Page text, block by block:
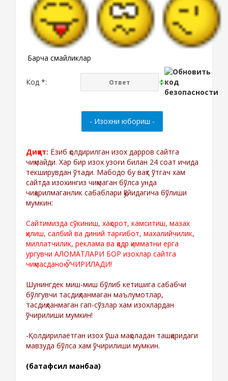
Барча смайликлар
Код *:
Диққат: Ёзиб қолдирилган изох дарров сайтга
чиқмайди. Хар бир изох узоғи билан 24 соат ичида
текширувдан ўтади. Мабодо бу вақт ўтгач хам
сайтда изохингиз чиқмаган бўлса унда
чиқарилмаганлик сабаблари қўйидагича бўлиши
мумкин:
Сайтимизда сўкиниш, хақорот, камситиш, мазах
қилиш, салбий ва диний тарғибот, махалийчилик,
миллатчилик, реклама ва қадр қимматни ерга
ургувчи АЛОМАТЛАРИ БОР изохлар сайтга
чиқмасданоқ ЎЧИРИЛАДИ!
Шунингдек миш-миш бўлиб кетишига сабабчи
бўлгувчи тасдиқланмаган маълумотлар,
тасдиқланмаган гап-сўзлар хам изохлардан
ўчирилиши мумкин!
-Қолдирилаётган изох ўша мақоладан ташқаридаги
мавзуда бўлса хам ўчирилиши мумкин.
(батафсил манбаа)